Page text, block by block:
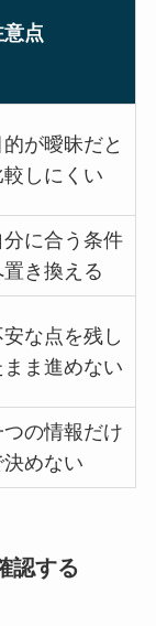
意点
的が曖昧だと
較しにくい
分に合う条件
置き換える
安な点を残し
まま進めない
つの情報だけ
決めない
認する